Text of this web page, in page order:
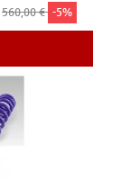
560,00 € -5%